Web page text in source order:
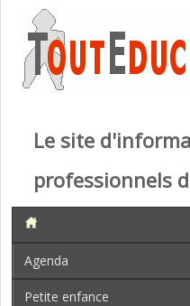
Le site
professionnels
Agenda
Petite enfance